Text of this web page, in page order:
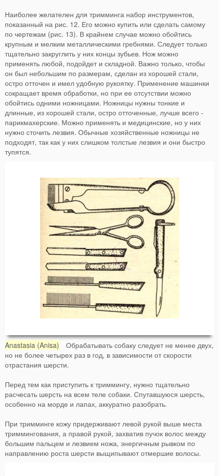
Наиболее желателен для тримминга набор инструментов,
показанный на рис. 12. Его можно купить или сделать самому
по чертежам (рис. 13). В крайнем случае можно обойтись
крупным и мелким металлическими гребнями. Следует только
тщательно закруглить у них концы зубьев. Нож можно
применять любой, подойдет и складной. Важно только, чтобы
он был небольшим по размерам, сделан из хорошей стали,
остро отточен и имел удобную рукоятку. Применение машинки
сокращает время обработки, но при ее отсутствии можно
обойтись одними ножницами. Ножницы нужны тонкие и
длинные, из хорошей стали, остро отточенные, лучше всего -
парикмахерские. Можно применять и медицинские, но у них
нужно сточить лезвия. Обычные хозяйственные ножницы не
подходят, так как у них слишком толстые лезвия и они быстро
тупятся.
Anastasia (Anisa) Обрабатывать собаку следует не менее двух,
но не более четырех раз в год, в зависимости от скорости
отрастания шерсти.
Перед тем как приступить к триммингу, нужно тщательно
расчесать шерсть на всем теле собаки. Спутавшуюся шерсть,
особенно на морде и лапах, аккуратно разобрать.
При тримминге кожу придерживают левой рукой выше места
триммингования, а правой рукой, захватив пучок волос между
большим пальцем и лезвием ножа, энергичным рывком по
направлению роста шерсти выщипывают отмершие волосы.